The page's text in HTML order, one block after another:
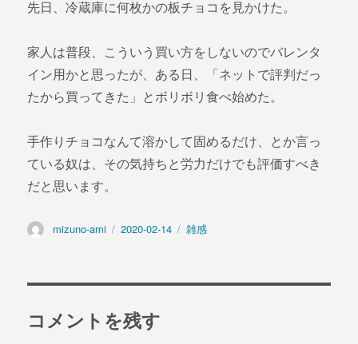
先日、冷蔵庫に何枚かの板チョコを見かけた。
家人は普段、こういう買い方をしないのでバレンタ
イン用かと思ったが、ある日、「ネットで評判だっ
たから買ってきた」とボリボリ食べ始めた。
手作りチョコなんて溶かして固めるだけ、とか言っ
ている奴は、その気持ちと労力だけでも評価すべき
だと思います。
投
mizuno-ami
投
2020-02-14
カ
リ
雑感
コメントを残す